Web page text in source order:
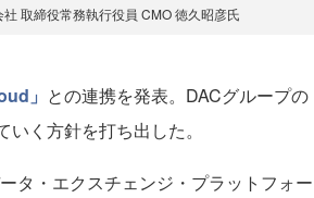
取締役常務執行役員 CMO 徳久昭彦氏
」 との連携を発表。DACグループの
く方針を打ち出した。
タ・エクスチェンジ・プラットフォー